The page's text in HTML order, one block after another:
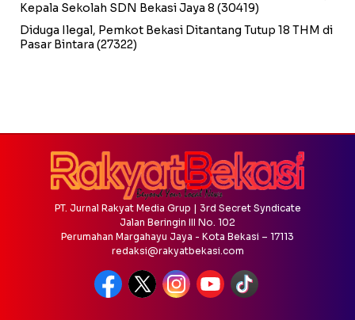
Kepala Sekolah SDN Bekasi Jaya 8 (30419)
Diduga Ilegal, Pemkot Bekasi Ditantang Tutup 18 THM di
Pasar Bintara (27322)
PT. Jurnal Rakyat Media Grup | 3rd Secret Syndicate
Jalan Beringin III No. 102
Perumahan Margahayu Jaya - Kota Bekasi – 17113
redaksi@rakyatbekasi.com